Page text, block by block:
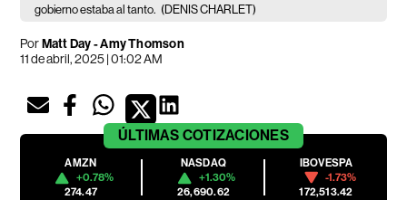
gobierno estaba al tanto. (DENIS CHARLET)
PorMatt Day - Amy Thomson
11 de abril, 2025 | 01:02 AM
ÚLTIMAS COTIZACIONES
AMZN
+0.78%
274.47
NASDAQ
+1.30%
26,690.62
IBOVESPA
-1.73%
172,513.42